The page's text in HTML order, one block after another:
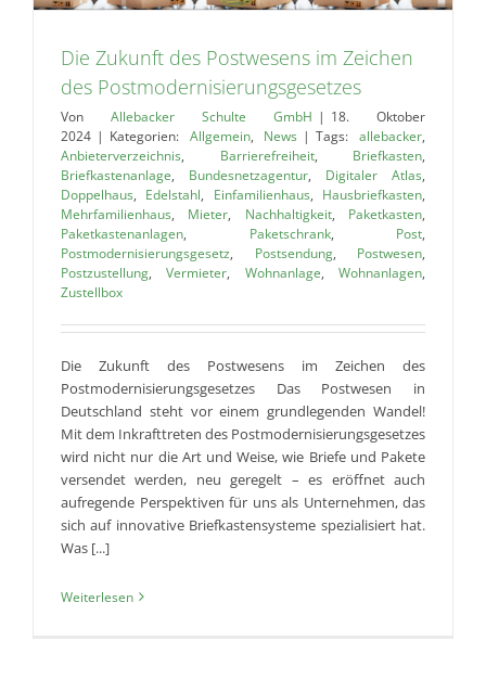
Die Zukunft des Postwesens im Zeichen
des Postmodernisierungsgesetzes
Von Allebacker Schulte GmbH | 18. Oktober
2024 | Kategorien: Allgemein, News | Tags:allebacker,
Anbieterverzeichnis, Barrierefreiheit, Briefkasten,
Briefkastenanlage, Bundesnetzagentur, Digitaler Atlas,
Doppelhaus, Edelstahl, Einfamilienhaus, Hausbriefkasten,
Mehrfamilienhaus, Mieter, Nachhaltigkeit, Paketkasten,
Paketkastenanlagen, Paketschrank, Post,
Postmodernisierungsgesetz, Postsendung, Postwesen,
Postzustellung,Vermieter, Wohnanlage,Wohnanlagen,
Zustellbox
Die Zukunft des Postwesens im Zeichen des
Postmodernisierungsgesetzes Das Postwesen in
Deutschland steht vor einem grundlegenden Wandel!
Mit dem Inkrafttreten des Postmodernisierungsgesetzes
wird nicht nur die Art und Weise, wie Briefe und Pakete
versendet werden, neu geregelt – es eröffnet auch
aufregende Perspektiven für uns als Unternehmen, das
sich auf innovative Briefkastensysteme spezialisiert hat.
Was [...]
Weiterlesen